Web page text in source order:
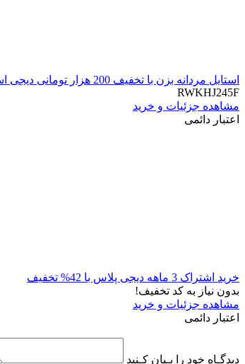
استایل مردانه بزن با تخفیف 200 هزار تومانی دیجی استایل
RWKHJ245F
مشاهده جزئیات و خرید
اعتبار دائمی
خرید اشتراک 3 ماهه دیجی پلاس با 42% تخفیف
بدون نیاز به کد تخفیف!
مشاهده جزئیات و خرید
اعتبار دائمی
دیدگـاه خود را بـیان کـنید